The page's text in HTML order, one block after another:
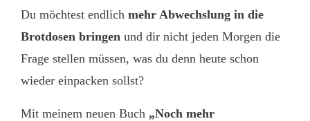
Du möchtest endlich mehr Abwechslung in die
Brotdosen bringen und dir nicht jeden Morgen die
Frage stellen müssen, was du denn heute schon
wieder einpacken sollst?
Mit meinem neuen Buch „Noch mehr